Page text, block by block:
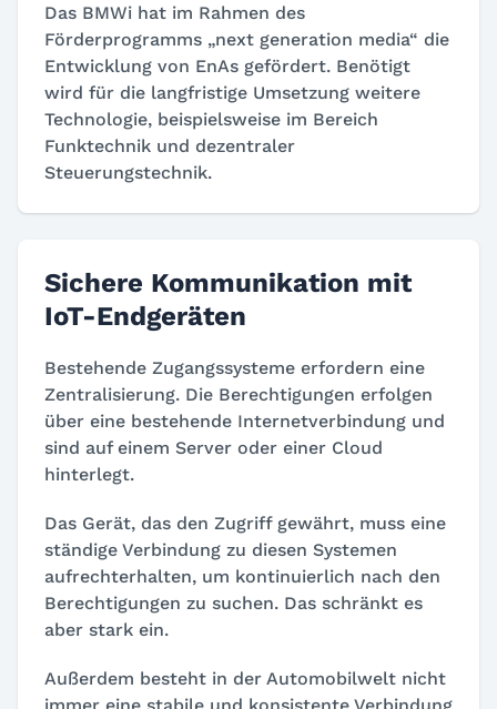
Das BMWi hat im Rahmen des
Förderprogramms „next generation media“ die
Entwicklung von EnAs gefördert. Benötigt
wird für die langfristige Umsetzung weitere
Technologie, beispielsweise im Bereich
Funktechnik und dezentraler
Steuerungstechnik.
Sichere Kommunikation mit
IoT-Endgeräten
Bestehende Zugangssysteme erfordern eine
Zentralisierung. Die Berechtigungen erfolgen
über eine bestehende Internetverbindung und
sind auf einem Server oder einer Cloud
hinterlegt.
Das Gerät, das den Zugriff gewährt, muss eine
ständige Verbindung zu diesen Systemen
aufrechterhalten, um kontinuierlich nach den
Berechtigungen zu suchen. Das schränkt es
aber stark ein.
Außerdem besteht in der Automobilwelt nicht